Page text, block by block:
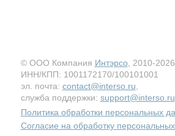
© ООО Компания Интэрсо , 2010-2026
ИНН/КПП: 1001172170/100101001
эл. почта: contact@interso.ru
служба поддержки: support@interso.ru
Политика обработки персональных
Согласие на обработку